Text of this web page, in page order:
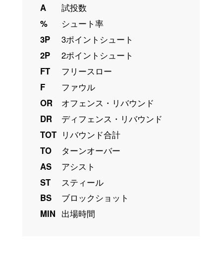
A
試投数
%
シュート率
3P
3ポイントシュート
2P
2ポイントシュート
FT
フリースロー
F
ファウル
OR
オフェンス・リバウンド
DR
ディフェンス・リバウンド
TOT リバウンド合計
TO
ターンオーバー
AS
アシスト
ST
スティール
BS
ブロックショット
MIN 出場時間